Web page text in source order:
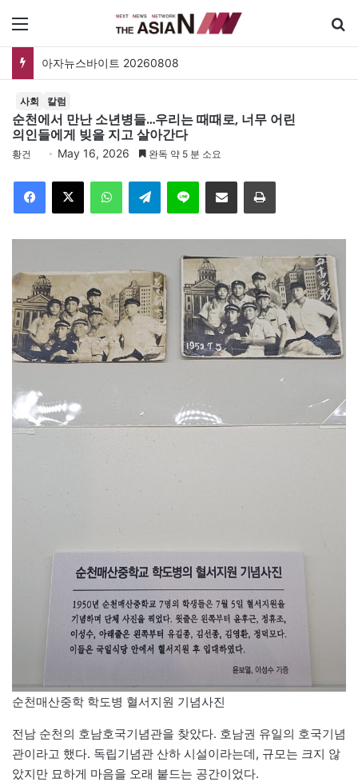
메뉴
아자뉴스바이트 20260808
사회 칼럼
순천에서 만난 소년병들…우리는 때때로, 너무 어린
의인들에게 빚을 지고 살아간다
황건 May 16, 2026 완독 약 5 분 소요
Facebook
X WhatsAppTelegramLine 이메일 인쇄
순천매산중학 학도병 혈서지원 기념사진
전남 순천의 호남호국기념관을 찾았다. 호남권 유일의 호국기념
관이라고 했다. 독립기념관 산하 시설이라는데, 규모는 크지 않
았지만 묘하게 마음을 오래 붙드는 공간이었다.